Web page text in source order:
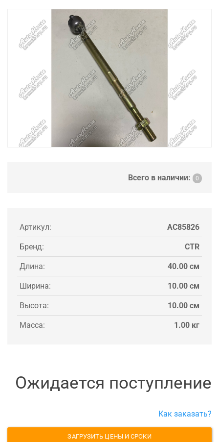
Всего в наличии: 0
Артикул: AC85826
Бренд: CTR
Длина: 40.00 см
Ширина: 10.00 см
Высота: 10.00 см
Масса: 1.00 кг
Ожидается поступление
Как заказать?
ЗАГРУЗИТЬ ЦЕНЫ И СРОКИ